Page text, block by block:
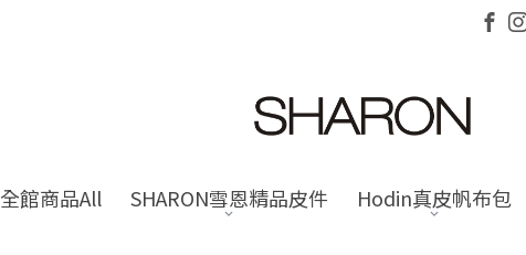
全館商品All SHARON雪恩精品皮件 Hodin真皮帆布包